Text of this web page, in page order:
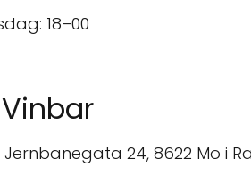
18–00
Jernbanegata 24, 8622 Mo i